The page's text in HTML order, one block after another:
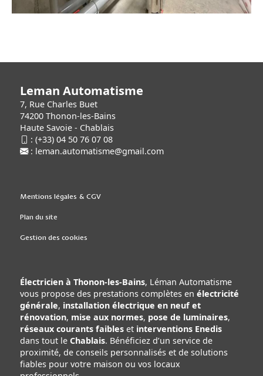
Leman Automatisme
7, Rue Charles Buet
74200 Thonon-les-Bains
Haute Savoie - Chablais
: (+33) 04 50 76 07 08
: leman.automatisme@gmail.com
Mentions légales & CGV
Plan du site
Gestion des cookies
Électricien à Thonon-les-Bains, Léman Automatisme
vous propose des prestations complètes en électricité
générale, installation électrique en neuf et
rénovation, mise aux normes, pose de luminaires,
réseaux courants faibles et interventions Enedis
dans tout le Chablais. Bénéficiez d’un service de
proximité, de conseils personnalisés et de solutions
fiables pour votre maison ou vos locaux